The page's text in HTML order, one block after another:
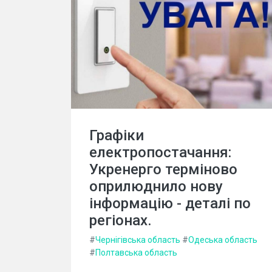
Графіки
електропостачання:
Укренерго терміново
оприлюднило нову
інформацію - деталі по
регіонах.
#Чернігівська область #Одеська область
#Полтавська область